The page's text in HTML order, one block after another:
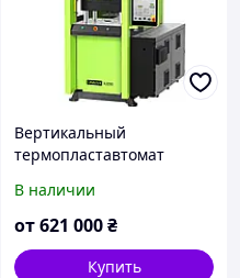
Вертикальный
термопластавтомат
UN40V4
В наличии
от621 000₴
Купить